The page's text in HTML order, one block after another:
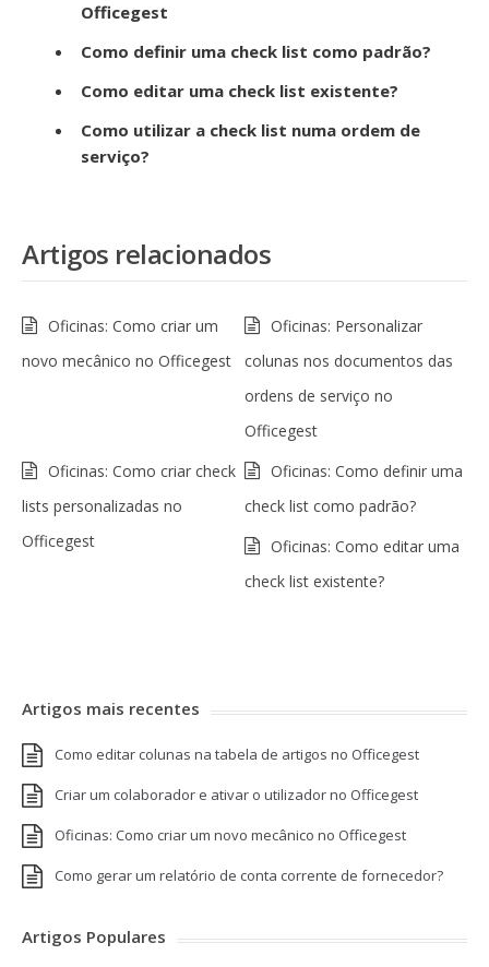
Officegest
Como definir uma check list como padrão?
Como editar uma check list existente?
Como utilizar a check list numa ordem de
serviço?
Artigos relacionados
Oficinas: Como criar um
novo mecânico no Officegest
Oficinas: Personalizar
colunas nos documentos das
ordens de serviço no
Officegest
Oficinas: Como criar check
lists personalizadas no
Officegest
Oficinas: Como definir uma
check list como padrão?
Oficinas: Como editar uma
check list existente?
Artigos mais recentes
Como editar colunas na tabela de artigos no Officegest
Criar um colaborador e ativar o utilizador no Officegest
Oficinas: Como criar um novo mecânico no Officegest
Como gerar um relatório de conta corrente de fornecedor?
Artigos Populares